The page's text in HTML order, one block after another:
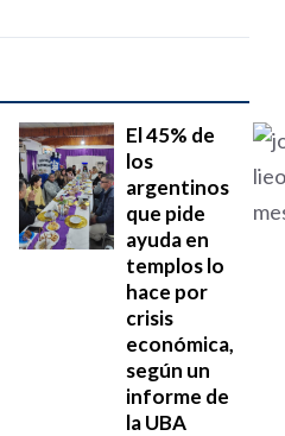
El 45% de
los
argentinos
que pide
ayuda en
templos lo
hace por
crisis
económica,
según un
informe de
la UBA